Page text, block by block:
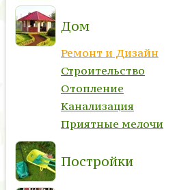
Дом
Ремонт и Дизайн
Строительство
Отопление
Канализация
Приятные мелочи
Постройки